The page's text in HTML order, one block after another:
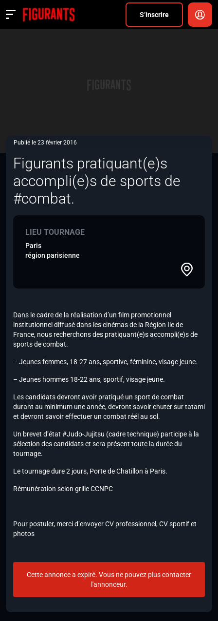
S’inscrire
Actualités
Publié le 23 février 2016
Figurants pratiquant(e)s
accompli(e)s de sports de
#combat.
LIEU TOURNAGE
Paris
région parisienne
Dans le cadre de la réalisation d’un film promotionnel
institutionnel diffusé dans les cinémas de la Région Ile de
France, nous recherchons des pratiquant(e)s accompli(e)s de
sports de combat.
– Jeunes femmes, 18-27 ans, sportive, féminine, visage jeune.
– Jeunes hommes 18-22 ans, sportif, visage jeune.
Les candidats devront avoir pratiqué un sport de combat
durant au minimum une année, devront savoir chuter sur tatami
et devront savoir effectuer un combat réél au sol.
Un brevet d’état #Judo-Jujitsu (cadre technique) participe à la
sélection des candidats et sera présent toute la durée du
tournage.
Le tournage dure 2 jours, Porte de Chatillon à Paris.
Rémunération selon grille CCNPC
Pour postuler, merci d’envoyer CV professionnel, CV sportif et
photos
Cette annonce a expiré. Vous ne pouvez plus contacter
l'annonceur.